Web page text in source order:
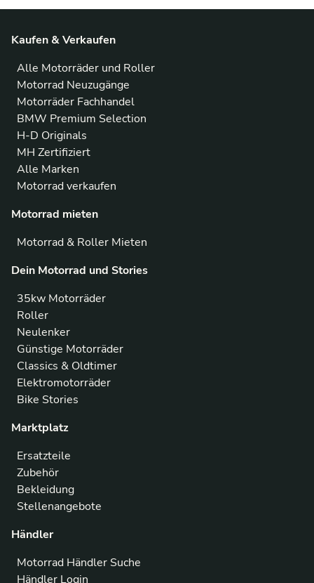
Kaufen & Verkaufen
Alle Motorräder und Roller
Motorrad Neuzugänge
Motorräder Fachhandel
BMW Premium Selection
H-D Originals
MH Zertifiziert
Alle Marken
Motorrad verkaufen
Motorrad mieten
Motorrad & Roller Mieten
Dein Motorrad und Stories
35kw Motorräder
Roller
Neulenker
Günstige Motorräder
Classics & Oldtimer
Elektromotorräder
Bike Stories
Marktplatz
Ersatzteile
Zubehör
Bekleidung
Stellenangebote
Händler
Motorrad Händler Suche
Händler Login